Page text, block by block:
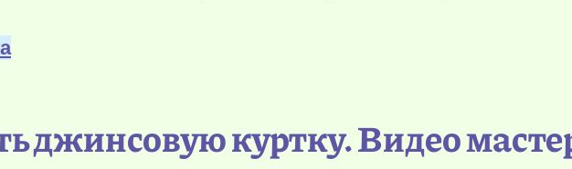
джинсовую куртку. Видео